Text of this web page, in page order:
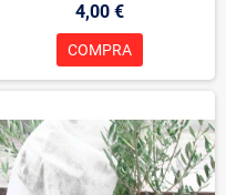
4,00 €
COMPRA